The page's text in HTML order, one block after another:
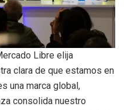
Libre elija
clara de que estamos en
una marca global,
consolida nuestro